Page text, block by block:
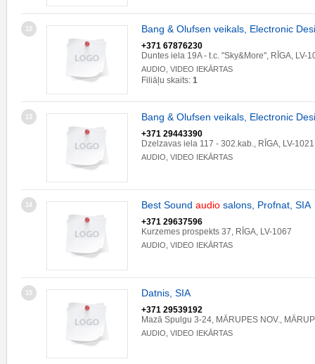
12 Bang & Olufsen veikals, Electronic
+371 67876230
Duntes iela 19A - t.c. "Sky&More", RĪGA, LV-
AUDIO, VIDEO IEKĀRTAS
Filiāļu skaits: 1
13 Bang & Olufsen veikals, Electronic
+371 29443390
Dzelzavas iela 117 - 302.kab., RĪGA, LV-1021
AUDIO, VIDEO IEKĀRTAS
14 Best Sound audio salons, Profnat, SIA
+371 29637596
Kurzemes prospekts 37, RĪGA, LV-1067
AUDIO, VIDEO IEKĀRTAS
15 Datnis, SIA
+371 29539192
Mazā Spulgu 3-24, MĀRUPES NOV.,
AUDIO, VIDEO IEKĀRTAS